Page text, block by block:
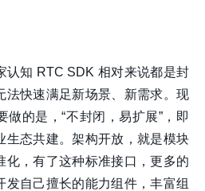
认知 RTC SDK 相对来说都是封
法快速满足新场景、新需求。现
的是，“不封闭，易扩展”，即
生态共建。架构开放，就是模块
化，有了这种标准接口，更多的
发自己擅长的能力组件，丰富组